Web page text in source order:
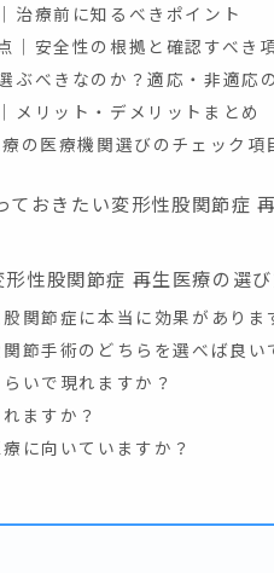
治療前に知るべきポイント
｜安全性の根拠と確認すべき
ぶべきなのか？適応・非適応
メリット・デメリットまとめ
の医療機関選びのチェック項
ておきたい変形性股関節症
性股関節症 再生医療の選
関節症に本当に効果がありま
節手術のどちらを選べば良い
いで現れますか？
ますか？
に向いていますか？